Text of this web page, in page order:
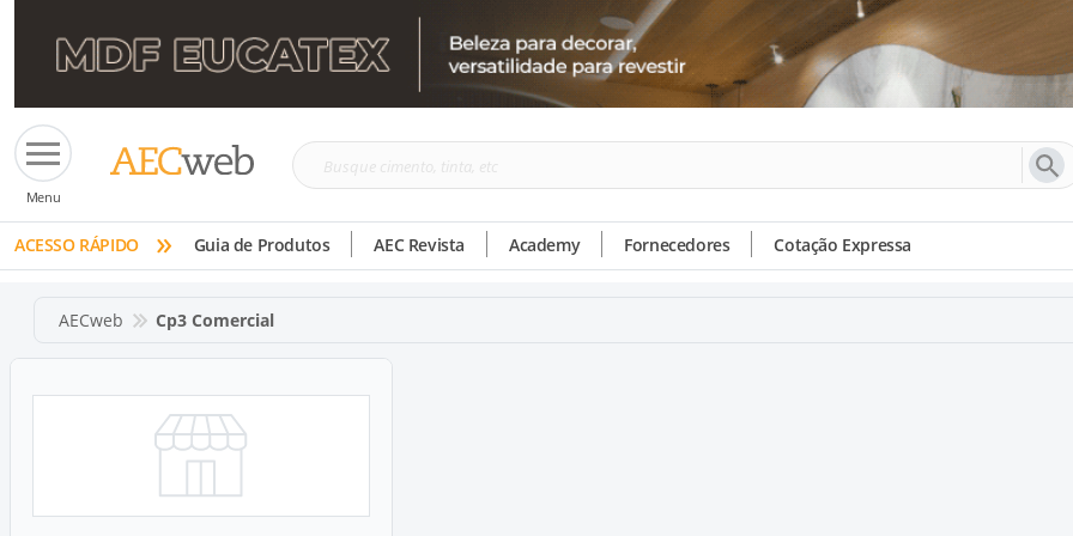
Menu
Busque
tinta,
etc
ACESSO RÁPIDO » Guia de Produtos AEC Revista Academy Fornecedores Cotação Expressa
AECweb Cp3 Comercial